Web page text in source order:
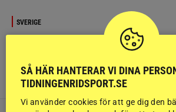
SVERIGE
Uteritten som blev till en
Olycka
Det var i fredags som 17-
var ute och red på sin Down South,
och satt snart fast i ett bottenlöst
SÅ HÄR HANTERAR VI DINA
TIDNINGENRIDSPORT.SE
Vi använder cookies för att ge dig den